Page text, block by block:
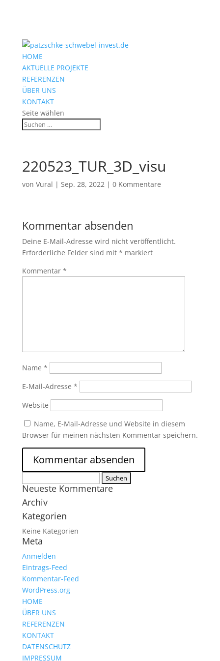
HOME
AKTUELLE PROJEKTE
REFERENZEN
ÜBER UNS
KONTAKT
Seite wählen
220523_TUR_3D_visu
von Vural | Sep. 28, 2022| 0 Kommentare
Kommentar absenden
Deine E-Mail-Adresse wird nicht veröffentlicht.
Erforderliche Felder sind mit * markiert
Kommentar *
Name *
E-Mail-Adresse *
Website
Name, E-Mail-Adresse und Website in diesem
Browser für meinen nächsten Kommentar speichern.
nach:
Neueste Kommentare
Archiv
Kategorien
Keine Kategorien
Meta
Anmelden
Eintrags-Feed
Kommentar-Feed
WordPress.org
HOME
ÜBER UNS
REFERENZEN
KONTAKT
DATENSCHUTZ
IMPRESSUM